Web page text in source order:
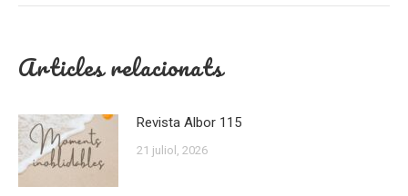
Articles relacionats
Revista Albor 115
21 juliol, 2026